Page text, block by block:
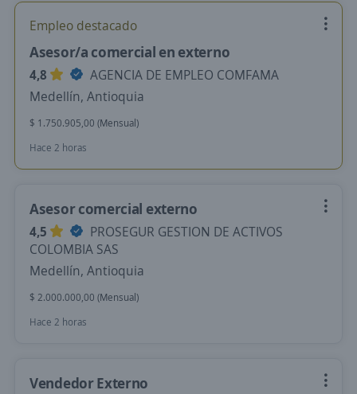
Empleo destacado
Asesor/a comercial en externo
4,8
AGENCIA DE EMPLEO COMFAMA
Medellín, Antioquia
$ 1.750.905,00 (Mensual)
Hace 2 horas
Asesor comercial externo
4,5
PROSEGUR GESTION DE ACTIVOS
COLOMBIA SAS
Medellín, Antioquia
$ 2.000.000,00 (Mensual)
Hace 2 horas
Vendedor Externo